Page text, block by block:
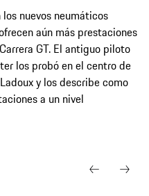
nuevos neumáticos
aún más prestaciones
GT. El antiguo piloto
los probó en el centro de
y los describe como
a un nivel